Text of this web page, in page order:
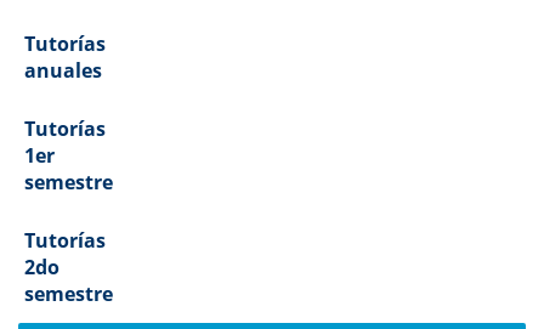
Tutorías
anuales
Tutorías
1er
semestre
Tutorías
2do
semestre